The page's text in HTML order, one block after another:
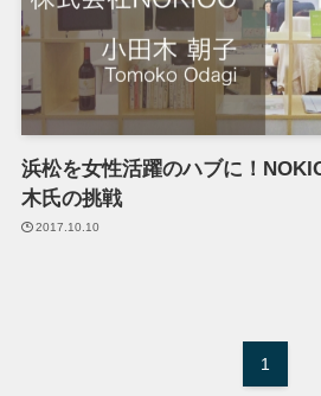
浜松を女性活躍のハブに！
木氏の挑戦
2017.10.10
1